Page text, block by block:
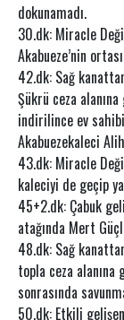
dokunamadı.
30.dk: Miracle
Akabueze’nin
42.dk: Sağ
Şükrü ceza
indirilince ev sahibi
Akabuezekaleci
43.dk: Miracle
kaleciyi de geçip
45+2.dk: Çabuk
atağında Mert
48.dk: Sağ
topla ceza alanına
sonrasında
50.dk: Etkili